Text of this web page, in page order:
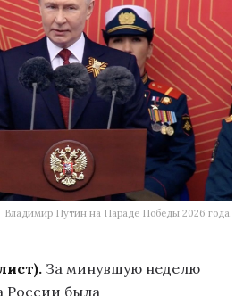
Владимир Путин на Параде Победы 2026 года.
За минувшую неделю
России была